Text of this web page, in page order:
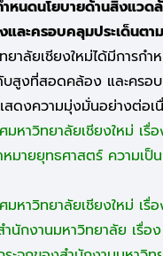
ำหนดนโยบายด้านสิ่งแว
ละครอบคลุมประเด็นตา
ยาลัยเชียงใหม่ได้มีการก
บสูงที่สอดคล้อง และครอ
สดงความมุ่งมั่นอย่างต่อเ
ศมหาวิทยาลัยเชียงใหม่ เ
หมายยุทธศาสตร์ ความเ
มหาวิทยาลัยเชียงใหม่ เ
ำนักงานมหาวิทยาลัย เรื่